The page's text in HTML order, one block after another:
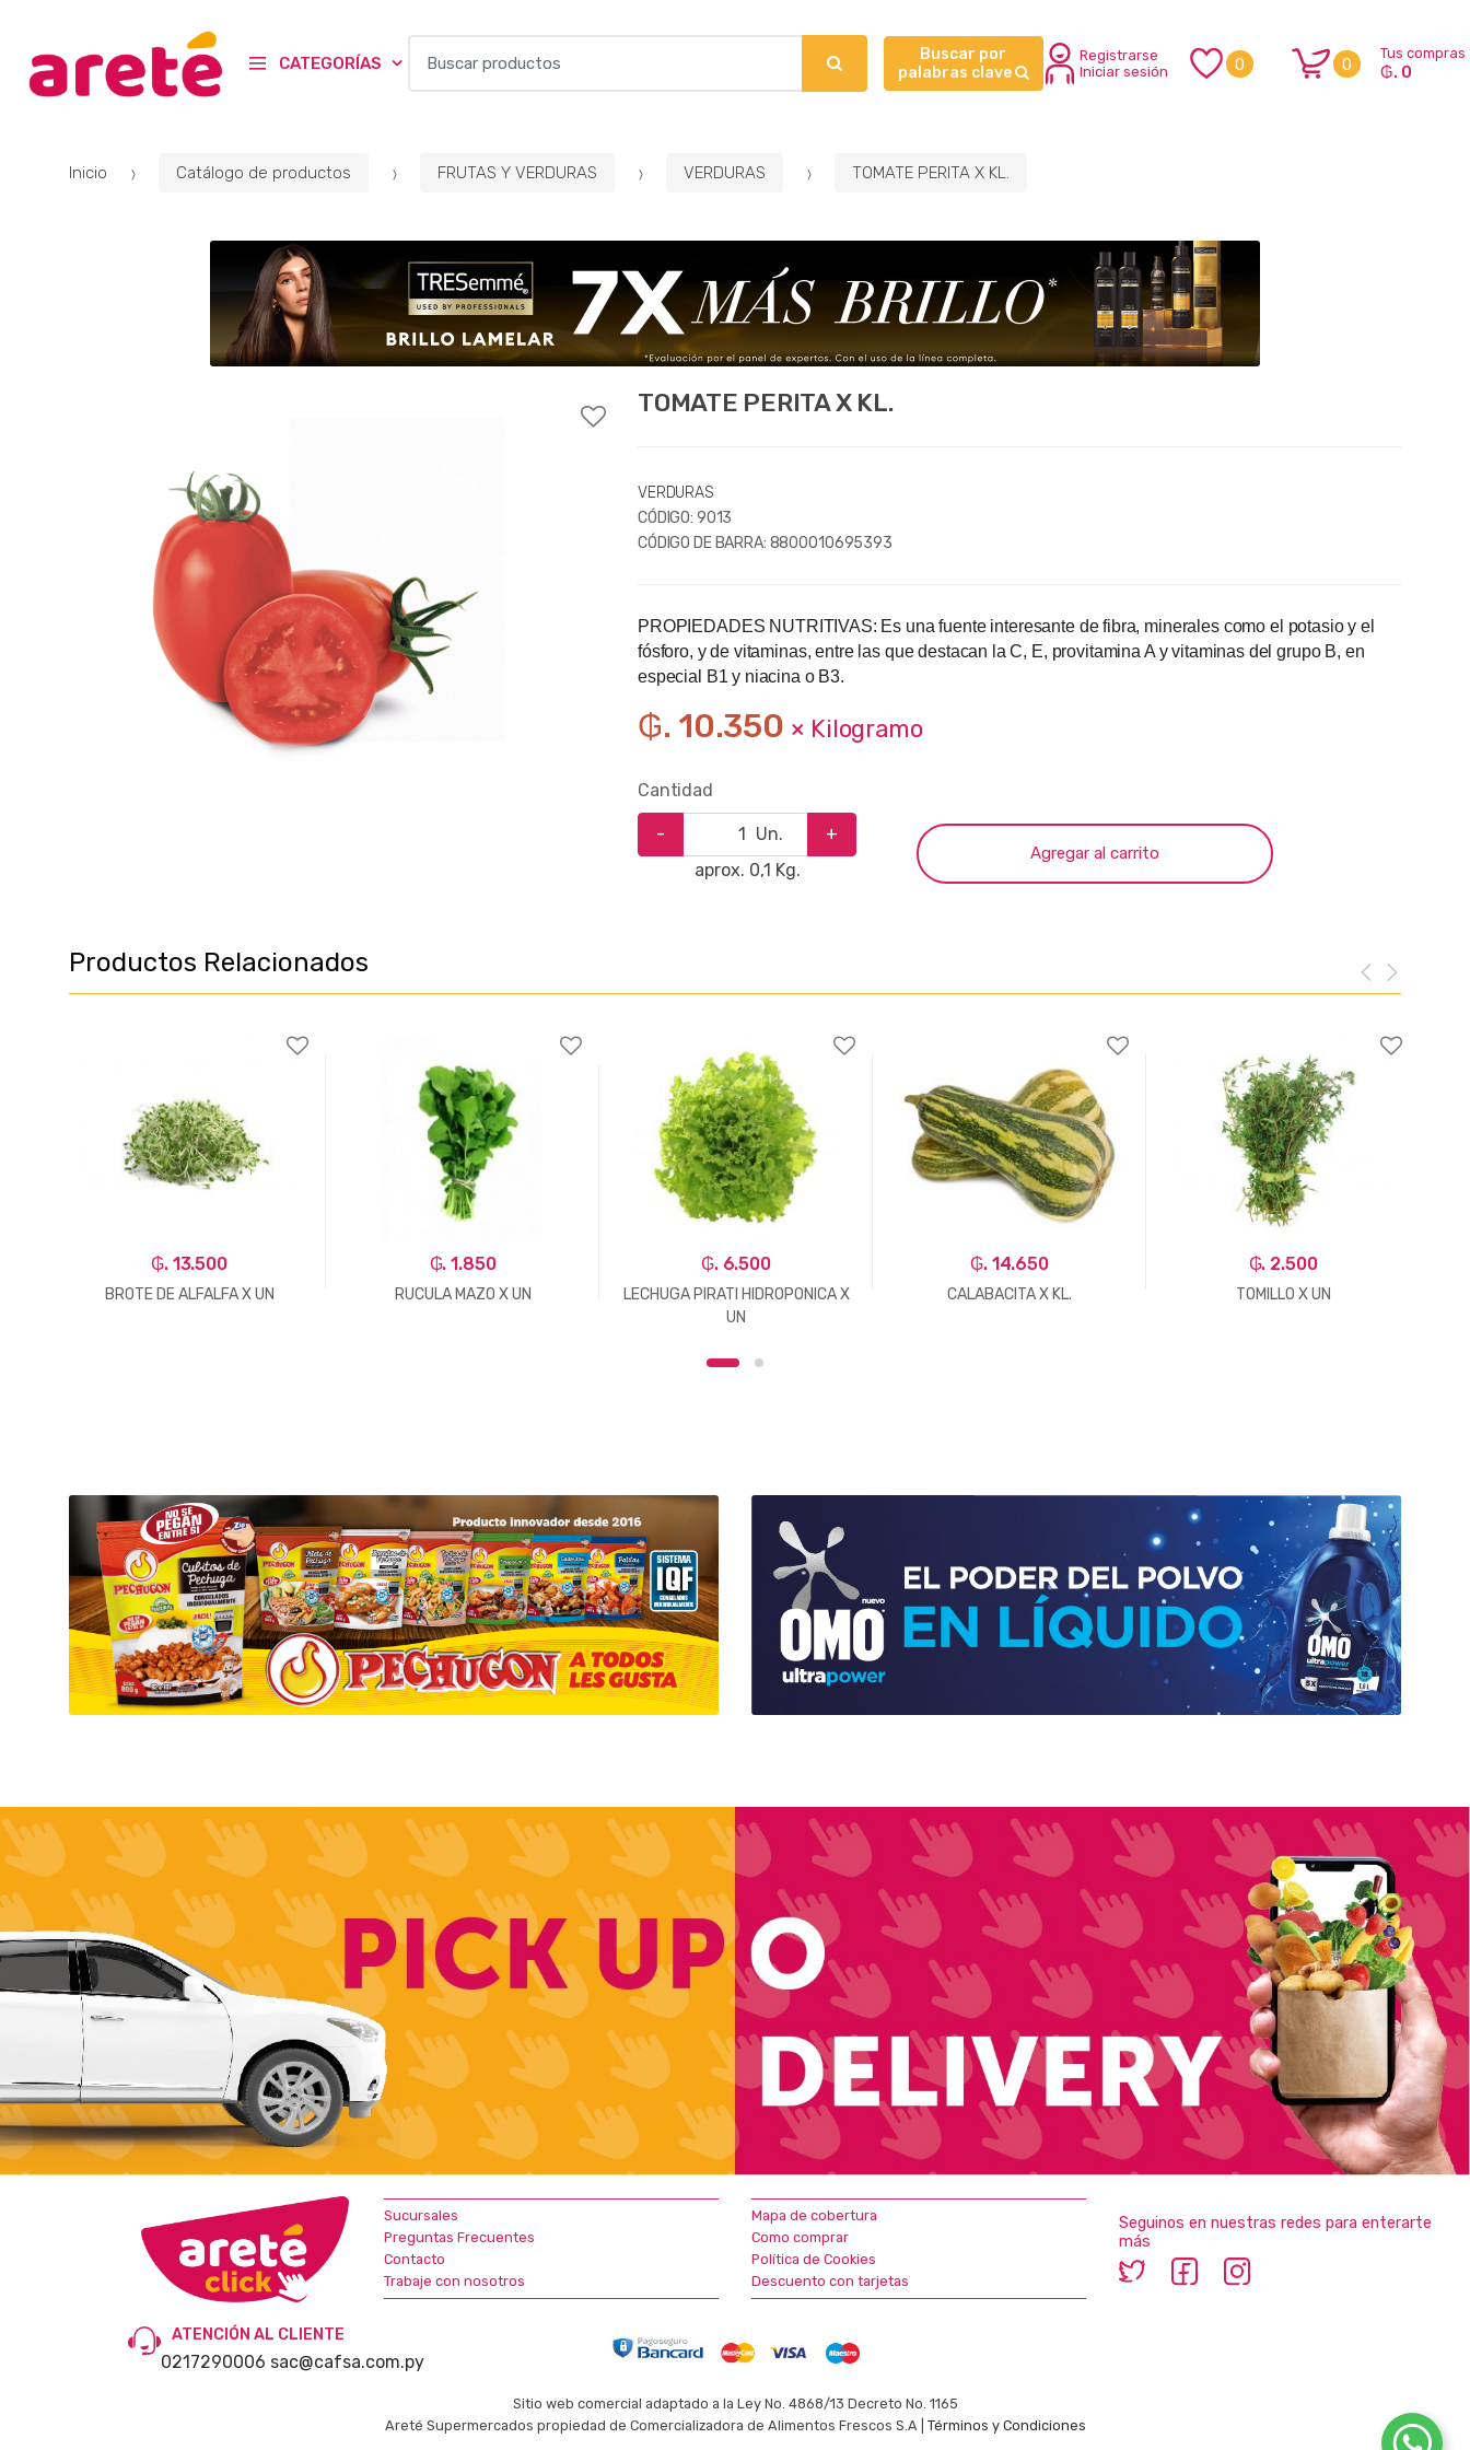
CATEGORÍAS
r
Buscar por
palabras clave
Registrarse
Iniciar sesión
0 0
Tus compras
₲. 0
Inicio Catálogo de productos FRUTAS Y VERDURAS VERDURAS TOMATE PERITA X KL.
TOMATE PERITA X KL.
VERDURAS
CÓDIGO: 9013
CÓDIGO DE BARRA: 8800010695393
PROPIEDADES NUTRITIVAS: Es una fuente interesante de fibra, minerales como el potasio y el
fósforo, y de vitaminas, entre las que destacan la C, E, provitamina A y vitaminas del grupo B, en
especial B1 y niacina o B3.
₲. 10.350 × Kilogramo
Cantidad
- Un.
+
aprox. 0,1 Kg.
Agregar al carrito
Productos Relacionados
₲. 13.500
BROTE DE ALFALFA X UN
₲. 1.850
RUCULA MAZO X UN
₲. 6.500
LECHUGA PIRATI HIDROPONICA X
UN
₲. 14.650
CALABACITA X KL.
₲. 2.500
TOMILLO X UN
Sucursales
Preguntas Frecuentes
Contacto
Trabaje con nosotros
Mapa de cobertura
Como comprar
Política de Cookies
Descuento con tarjetas
Seguinos en nuestras redes para enterarte
más
ATENCIÓN AL CLIENTE
0217290006 sac@cafsa.com.py
Sitio web comercial adaptado a la Ley No. 4868/13 Decreto No. 1165
Areté Supermercados propiedad de Comercializadora de Alimentos Frescos S.A | Términos y Condiciones